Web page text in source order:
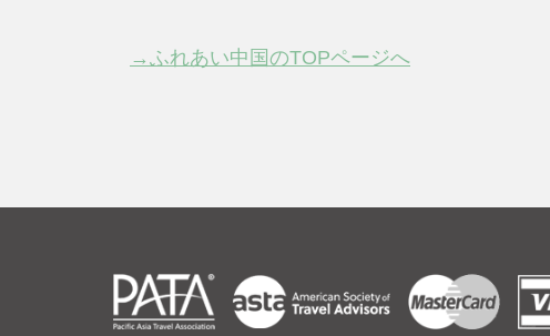
→ふれあい中国のTOPページへ